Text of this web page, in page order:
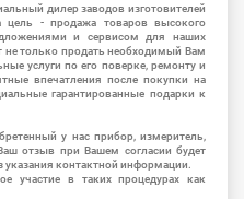
дилер заводов изготовителей
цель - продажа товаров высокого
и сервисом для наших
не только продать необходимый Вам
услуги по его поверке, ремонту и
впечатления после покупки на
гарантированные подарки к
у нас прибор, измеритель,
отзыв при Вашем согласии будет
указания контактной информации.
участие в таких процедурах как